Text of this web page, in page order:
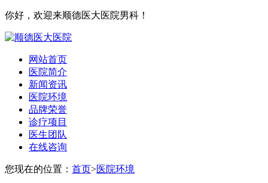
你好，欢迎来顺德医大医院男科！
网站首页
医院简介
新闻资讯
医院环境
品牌荣誉
诊疗项目
医生团队
在线咨询
您现在的位置： 首页>医院环境